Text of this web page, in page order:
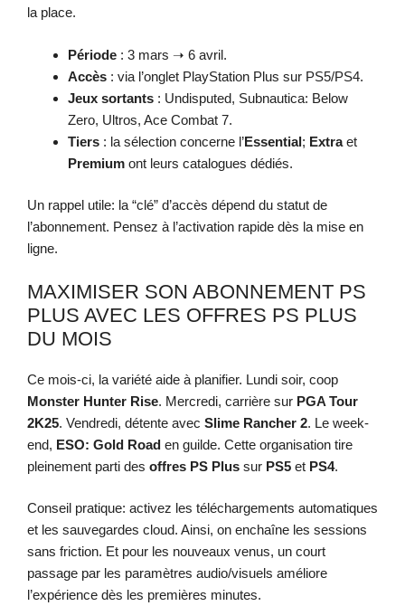
la place.
Période : 3 mars ➝ 6 avril.
Accès : via l’onglet PlayStation Plus sur PS5/PS4.
Jeux sortants : Undisputed, Subnautica: Below
Zero, Ultros, Ace Combat 7.
Tiers : la sélection concerne l’Essential; Extraet
Premium ont leurs catalogues dédiés.
Un rappel utile: la “clé” d’accès dépend du statut de
l’abonnement. Pensez à l’activation rapide dès la mise en
ligne.
MAXIMISER SON ABONNEMENT PS
PLUS AVEC LES OFFRES PS PLUS
DU MOIS
Ce mois-ci, la variété aide à planifier. Lundi soir, coop
Monster Hunter Rise. Mercredi, carrière sur PGA Tour
2K25. Vendredi, détente avec Slime Rancher 2. Le week-
end, ESO: Gold Road en guilde. Cette organisation tire
pleinement parti des offres PS Plus sur PS5 et PS4.
Conseil pratique: activez les téléchargements automatiques
et les sauvegardes cloud. Ainsi, on enchaîne les sessions
sans friction. Et pour les nouveaux venus, un court
passage par les paramètres audio/visuels améliore
l’expérience dès les premières minutes.